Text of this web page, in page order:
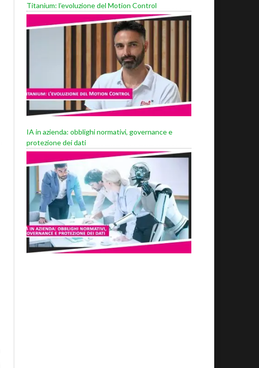
Titanium: l’evoluzione del Motion Control
IA in azienda: obblighi normativi, governance e
protezione dei dati